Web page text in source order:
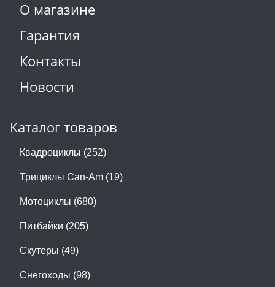
О магазине
Гарантия
Контакты
Новости
Каталог товаров
Квадроциклы (252)
Трициклы Can-Am (19)
Мотоциклы (680)
Питбайки (205)
Скутеры (49)
Снегоходы (98)